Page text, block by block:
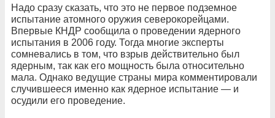
Надо сразу сказать, что это не первое подземное
испытание атомного оружия северокорейцами.
Впервые КНДР сообщила о проведении ядерного
испытания в 2006 году. Тогда многие эксперты
сомневались в том, что взрыв действительно был
ядерным, так как его мощность была относительно
мала. Однако ведущие страны мира комментировали
случившееся именно как ядерное испытание — и
осудили его проведение.